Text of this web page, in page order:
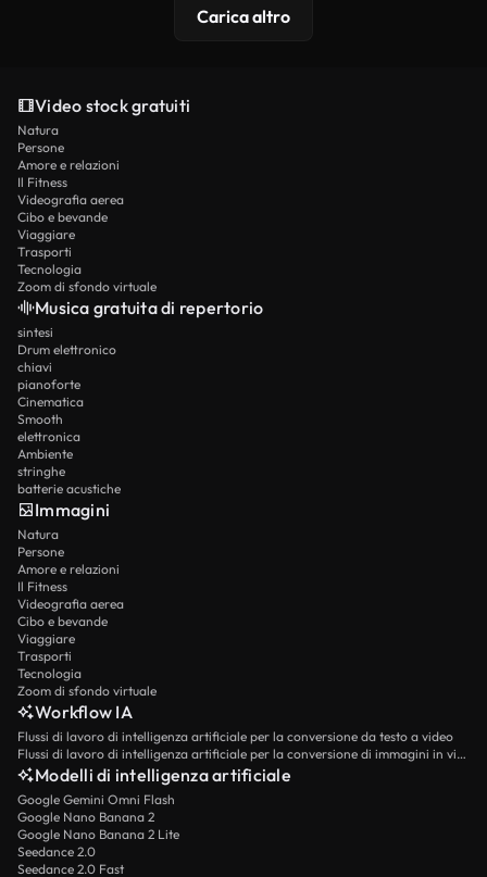
Carica altro
Video stock gratuiti
Natura
Persone
Amore e relazioni
Il Fitness
Videografia aerea
Cibo e bevande
Viaggiare
Trasporti
Tecnologia
Zoom di sfondo virtuale
Musica gratuita di repertorio
sintesi
Drum elettronico
chiavi
pianoforte
Cinematica
Smooth
elettronica
Ambiente
stringhe
batterie acustiche
Immagini
Natura
Persone
Amore e relazioni
Il Fitness
Videografia aerea
Cibo e bevande
Viaggiare
Trasporti
Tecnologia
Zoom di sfondo virtuale
Workflow IA
Flussi di lavoro di intelligenza artificiale per la conversione da testo a video
Flussi di lavoro di intelligenza artificiale per la conversione di immagini in video
Modelli di intelligenza artificiale
Google Gemini Omni Flash
Google Nano Banana 2
Google Nano Banana 2 Lite
Seedance 2.0
Seedance 2.0 Fast